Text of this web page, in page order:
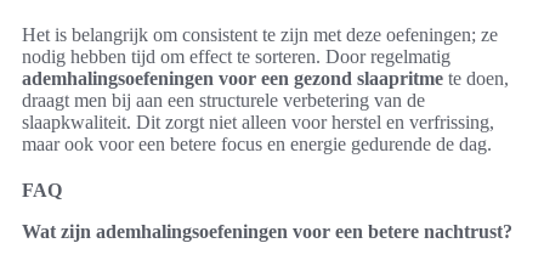
Het is belangrijk om consistent te zijn met deze oefeningen; ze
nodig hebben tijd om effect te sorteren. Door regelmatig
ademhalingsoefeningen voor een gezond slaapritme te doen,
draagt men bij aan een structurele verbetering van de
slaapkwaliteit. Dit zorgt niet alleen voor herstel en verfrissing,
maar ook voor een betere focus en energie gedurende de dag.
FAQ
Wat zijn ademhalingsoefeningen voor een betere nachtrust?